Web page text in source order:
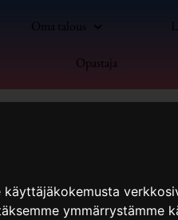
ymmärrystämme
Oma talous
Opastaja